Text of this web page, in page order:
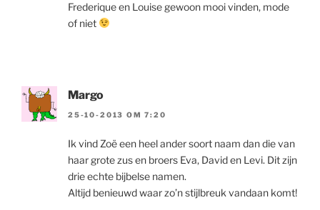
Frederique en Louise gewoon mooi vinden, mode
of niet
Margo
25-10-2013 OM 7:20
Ik vind Zoë een heel ander soort naam dan die van
haar grote zus en broers Eva, David en Levi. Dit zijn
drie echte bijbelse namen.
Altijd benieuwd waar zo’n stijlbreuk vandaan komt!